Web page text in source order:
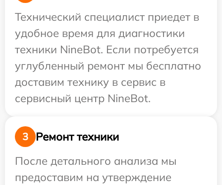
Технический специалист приедет в
удобное время для диагностики
техники NineBot. Если потребуется
углубленный ремонт мы бесплатно
доставим технику в сервис в
сервисный центр NineBot.
3
Ремонт техники
После детального анализа мы
предоставим на утверждение